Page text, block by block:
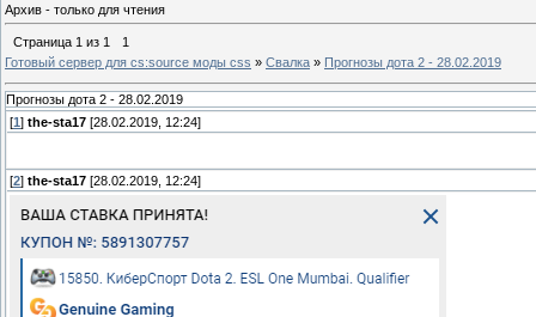
Архив - только для чтения
Страница 1 из 1
1
Готовый сервер для cs:source моды css » Свалка » Прогнозы дота 2 - 28.02.2019
Прогнозы дота 2 - 28.02.2019
[1 ] the-sta17 [28.02.2019, 12:24]
[2] the-sta17 [28.02.2019, 12:24]